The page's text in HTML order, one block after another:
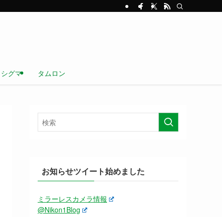
シグマ タムロン
お知らせツイート始めました
ミラーレスカメラ情報
@Nikon1Blog